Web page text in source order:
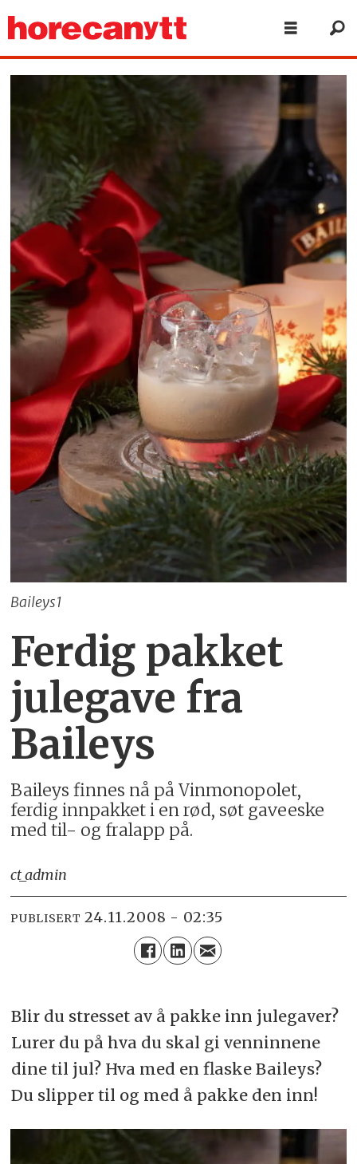
Baileys1
Ferdig pakket
julegave fra
Baileys
Baileys finnes nå på Vinmonopolet,
ferdig innpakket i en rød, søt gaveeske
med til- og fralapp på.
ct_admin
PUBLISERT 24.11.2008 - 02:35
Blir du stresset av å pakke inn julegaver?
Lurer du på hva du skal gi venninnene
dine til jul? Hva med en flaske Baileys?
Du slipper til og med å pakke den inn!